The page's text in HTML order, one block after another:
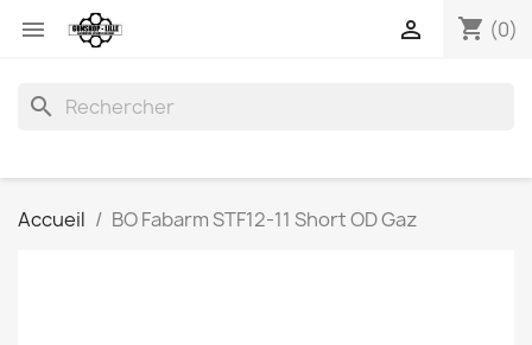
 shopping_cart (0)

search
Accueil BO Fabarm STF12-11 Short OD Gaz